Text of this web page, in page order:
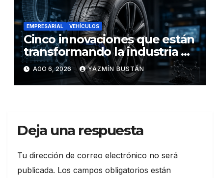
EMPRESARIAL VEHÍCULOS
Cinco innovaciones que están
transformando la industria de
los neumáticos y redefinen el
futuro de la movilidad
AGO 6, 2026 YAZMÍN BUSTÁN
Deja una respuesta
Tu dirección de correo electrónico no será
publicada. Los campos obligatorios están